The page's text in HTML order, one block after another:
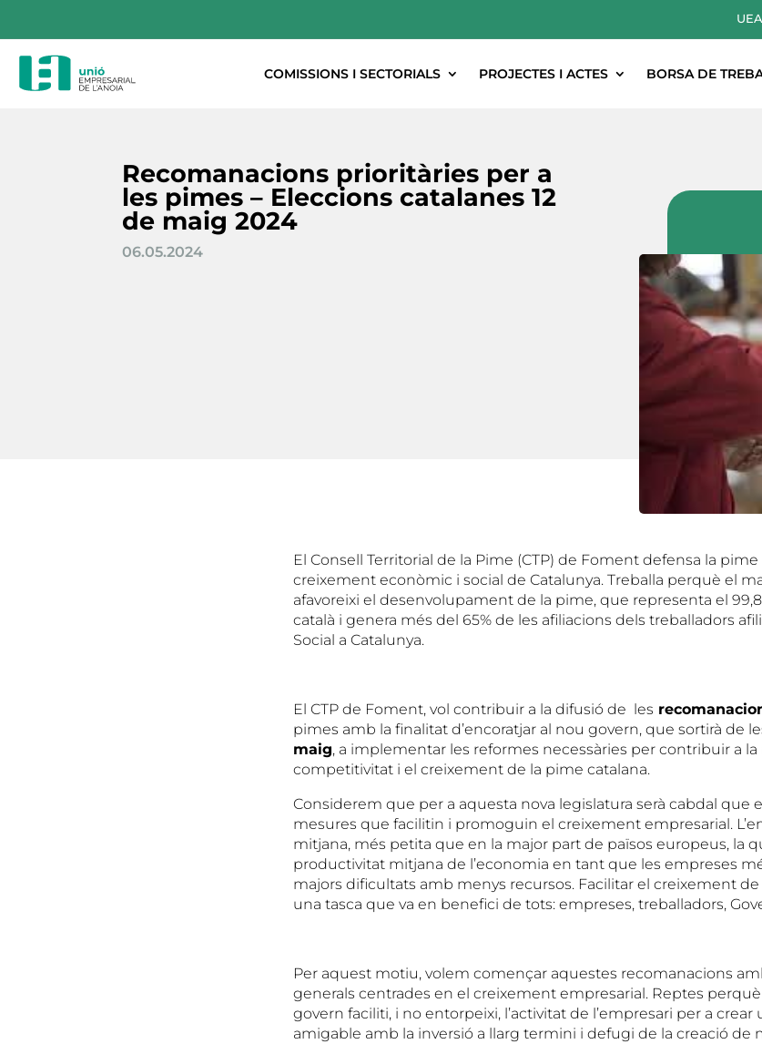
UEA
COMISSIONS I SECTORIALS PROJECTES I ACTES BORSA DE
Recomanacions prioritàries per a
les pimes – Eleccions catalanes 12
de maig 2024
06.05.2024
El Consell Territorial de la Pime (CTP) de Foment defensa la
creixement econòmic i social de Catalunya. Treballa perquè el
afavoreixi el desenvolupament de la pime, que representa el
català i genera més del 65% de les afiliacions dels treballadors
Social a Catalunya.
El CTP de Foment, vol contribuir a la difusió de les
pimes amb la finalitat d’encoratjar al nou govern, que sortirà de
maig, a implementar les reformes necessàries per contribuir a la
competitivitat i el creixement de la pime catalana.
Considerem que per a aquesta nova legislatura serà cabdal que
mesures que facilitin i promoguin el creixement empresarial.
mitjana, més petita que en la major part de països europeus, la
productivitat mitjana de l’economia en tant que les empreses
majors dificultats amb menys recursos. Facilitar el creixement
una tasca que va en benefici de tots: empreses, treballadors,
Per aquest motiu, volem començar aquestes recomanacions
generals centrades en el creixement empresarial. Reptes
govern faciliti, i no entorpeixi, l’activitat de l’empresari per a
amigable amb la inversió a llarg termini i defugi de la creació de